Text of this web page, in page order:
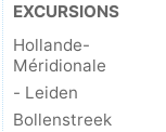
EXCURSIONS
Hollande-
Méridionale
- Leiden
Bollenstreek